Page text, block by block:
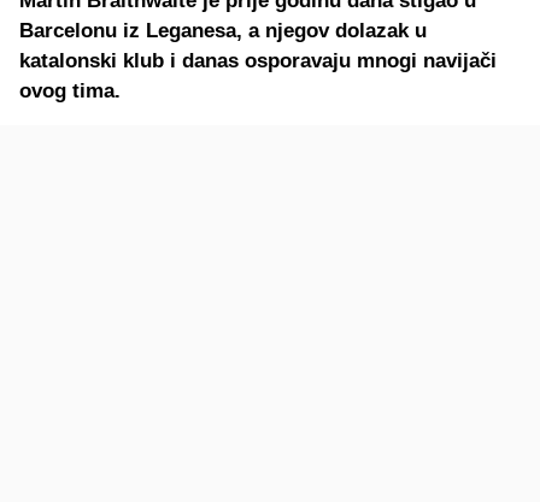
Barcelonu iz Leganesa, a njegov dolazak u
katalonski klub i danas osporavaju mnogi navijači
ovog tima.